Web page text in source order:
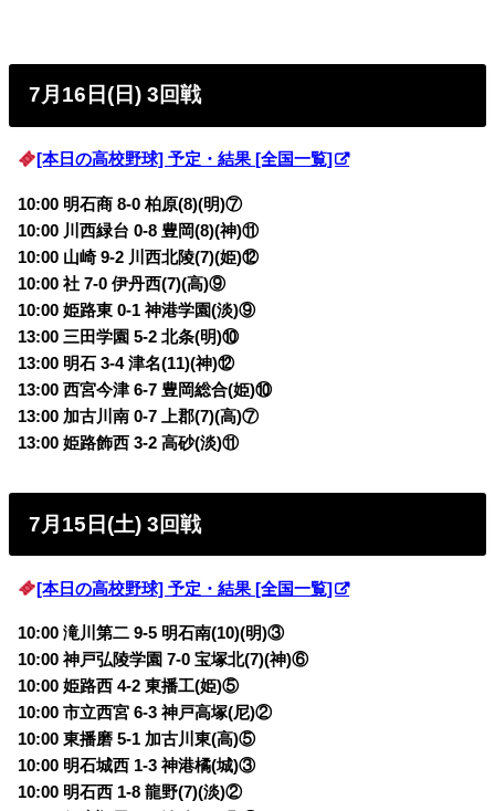
7月16日(日) 3回戦
[本日の高校野球] 予定・結果 [全国一覧]
10:00 明石商 8-0 柏原(8)(明)⑦
10:00 川西緑台 0-8 豊岡(8)(神)⑪
10:00 山崎 9-2 川西北陵(7)(姫)⑫
10:00 社 7-0 伊丹西(7)(高)⑨
10:00 姫路東 0-1 神港学園(淡)⑨
13:00 三田学園 5-2 北条(明)⑩
13:00 明石 3-4 津名(11)(神)⑫
13:00 西宮今津 6-7 豊岡総合(姫)⑩
13:00 加古川南 0-7 上郡(7)(高)⑦
13:00 姫路飾西 3-2 高砂(淡)⑪
7月15日(土) 3回戦
[本日の高校野球] 予定・結果 [全国一覧]
10:00 滝川第二 9-5 明石南(10)(明)③
10:00 神戸弘陵学園 7-0 宝塚北(7)(神)⑥
10:00 姫路西 4-2 東播工(姫)⑤
10:00 市立西宮 6-3 神戸高塚(尼)②
10:00 東播磨 5-1 加古川東(高)⑤
10:00 明石城西 1-3 神港橘(城)③
10:00 明石西 1-8 龍野(7)(淡)②